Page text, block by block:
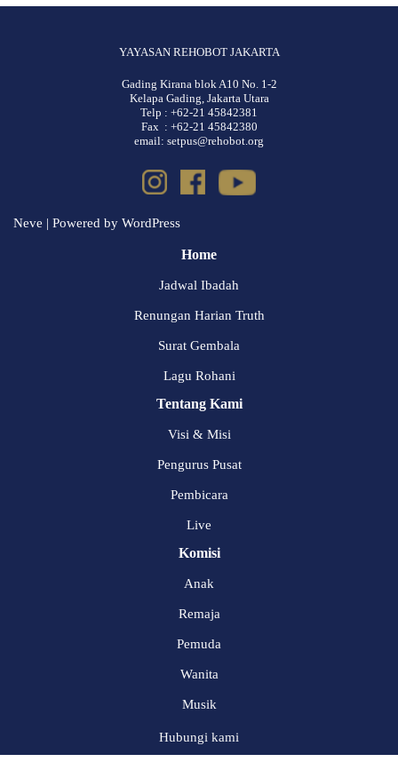
YAYASAN REHOBOT JAKARTA
Gading Kirana blok A10 No. 1-2
Kelapa Gading, Jakarta Utara
Telp : +62-21 45842381
Fax : +62-21 45842380
email: setpus@rehobot.org
Neve | Powered by WordPress
Home
Jadwal Ibadah
Renungan Harian Truth
Surat Gembala
Lagu Rohani
Tentang Kami
Visi & Misi
Pengurus Pusat
Pembicara
Live
Komisi
Anak
Remaja
Pemuda
Wanita
Musik
Hubungi kami